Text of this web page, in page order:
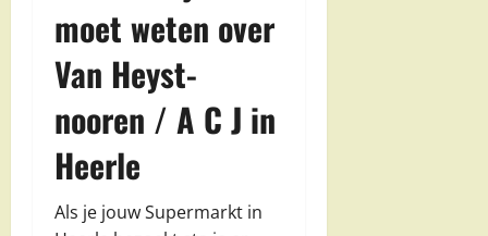
moet weten over
Van Heyst-
nooren / A C J in
Heerle
Als je jouw Supermarkt in